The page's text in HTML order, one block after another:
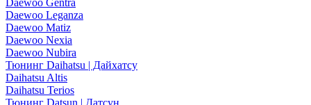
Daewoo Gentra
Daewoo Leganza
Daewoo Matiz
Daewoo Nexia
Daewoo Nubira
Тюнинг Daihatsu | Дайхатсу
Daihatsu Altis
Daihatsu Terios
Тюнинг Datsun | Датсун